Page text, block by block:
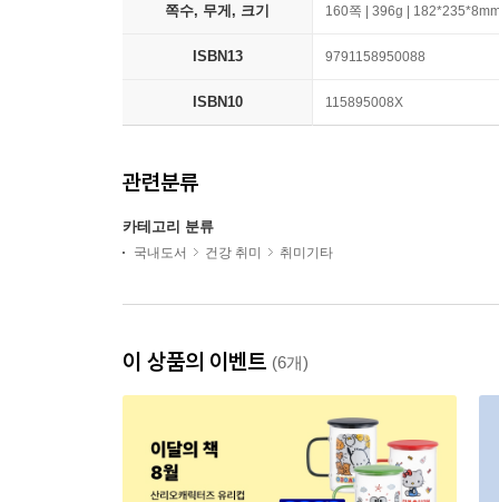
쪽수, 무게, 크기 160쪽 | 396g |
ISBN13 9791158950088
ISBN10 115895008X
관련분류
카테고리 분류
국내도서 건강 취미 취미기타
이 상품의 이벤트 (6개)